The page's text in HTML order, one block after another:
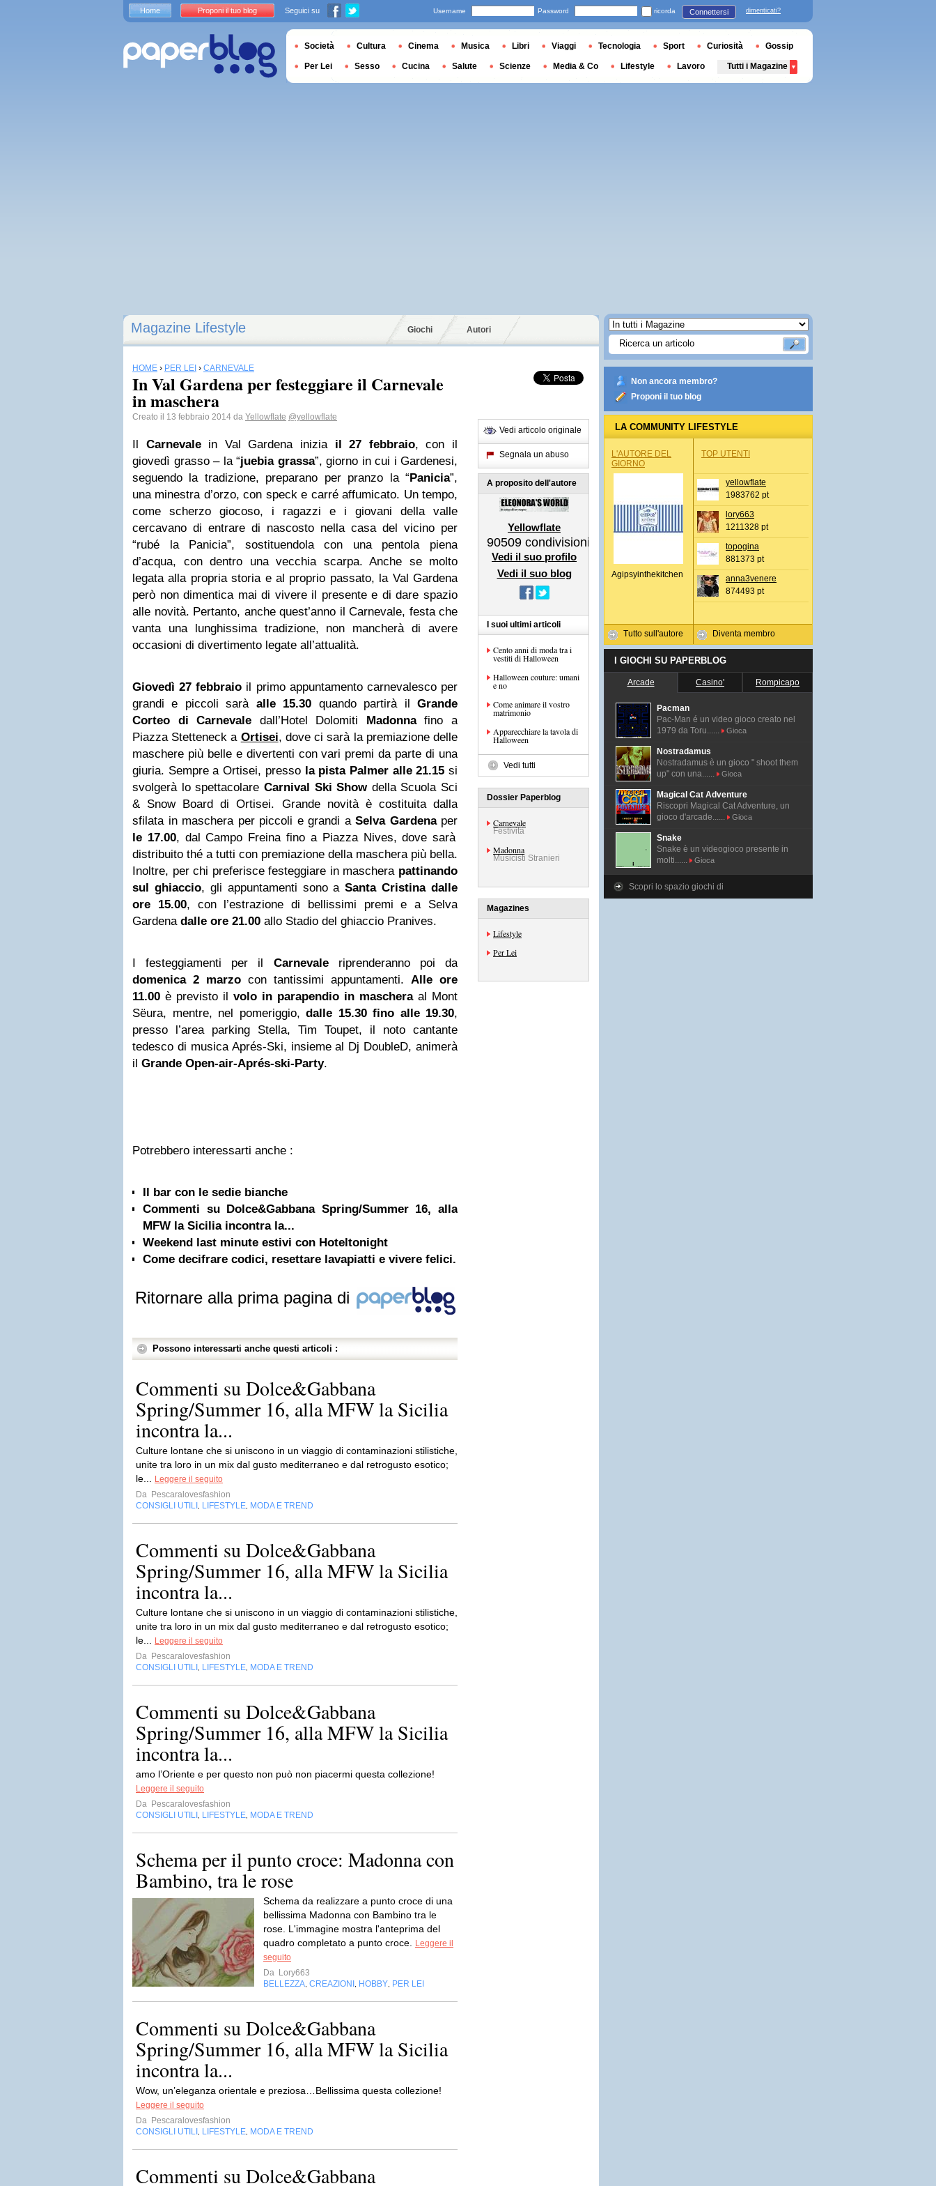
Magazine Lifestyle Giochi Autori
HOME › PER LEI › CARNEVALE
In Val Gardena per festeggiare il Carnevale
in maschera
Creato il 13 febbraio 2014 da Yellowflate @yellowflate
Il Carnevale in Val Gardena iniziail 27 febbraio, con il
giovedì grasso – la “juebia grassa”, giorno in cui i Gardenesi,
seguendo la tradizione, preparano per pranzo la “Panicia”,
una minestra d’orzo, con speck e carré affumicato. Un tempo,
come scherzo giocoso, i ragazzi e i giovani della valle
cercavano di entrare di nascosto nella casa del vicino per
“rubé la Panicia”, sostituendola con una pentola piena
d’acqua, con dentro una vecchia scarpa. Anche se molto
legata alla propria storia e al proprio passato, la Val Gardena
però non dimentica mai di vivere il presente e di dare spazio
alle novità. Pertanto, anche quest’anno il Carnevale, festa che
vanta una lunghissima tradizione, non mancherà di avere
occasioni di divertimento legate all’attualità.
Giovedì 27 febbraio il primo appuntamento carnevalesco per
grandi e piccoli sarà alle 15.30 quando partirà ilGrande
Corteo di Carnevale dall’Hotel Dolomiti Madonnafino a
Piazza Stetteneck a Ortisei, dove ci sarà la premiazione delle
maschere più belle e divertenti con vari premi da parte di una
giuria. Sempre a Ortisei, pressola pista Palmer alle 21.15 si
svolgerà lo spettacolare Carnival Ski Showdella Scuola Sci
& Snow Board di Ortisei. Grande novità è costituita dalla
sfilata in maschera per piccoli e grandi a Selva Gardenaper
le 17.00, dal Campo Freina fino a Piazza Nives, dove sarà
distribuito thé a tutti con premiazione della maschera più bella.
Inoltre, per chi preferisce festeggiare in maschera pattinando
sul ghiaccio, gli appuntamenti sono aSanta Cristina dalle
ore 15.00, con l’estrazione di bellissimi premi e a Selva
Gardena dalle ore 21.00 allo Stadio del ghiaccio Pranives.
I festeggiamenti per il Carnevaleriprenderanno poi da
domenica 2 marzo con tantissimi appuntamenti. Alle ore
11.00 è previsto il volo in parapendio in mascheraal Mont
Sëura, mentre, nel pomeriggio, dalle 15.30 fino alle 19.30,
presso l’area parking Stella, Tim Toupet, il noto cantante
tedesco di musica Aprés-Ski, insieme al Dj DoubleD, animerà
il Grande Open-air-Aprés-ski-Party.
Potrebbero interessarti anche :
Il bar con le sedie bianche
Commenti su Dolce&Gabbana Spring/Summer 16, alla
MFW la Sicilia incontra la...
Weekend last minute estivi con Hoteltonight
Come decifrare codici, resettare lavapiatti e vivere felici.
Ritornare alla prima pagina di
Possono interessarti anche questi articoli :
Commenti su Dolce&Gabbana
Spring/Summer 16, alla MFW la Sicilia
incontra la...
Culture lontane che si uniscono in un viaggio di contaminazioni stilistiche,
unite tra loro in un mix dal gusto mediterraneo e dal retrogusto esotico;
le...
Leggere il seguito
Da Pescaralovesfashion
CONSIGLI UTILI
LIFESTYLE MODA E TREND
Commenti su Dolce&Gabbana
Spring/Summer 16, alla MFW la Sicilia
incontra la...
Culture lontane che si uniscono in un viaggio di contaminazioni stilistiche,
unite tra loro in un mix dal gusto mediterraneo e dal retrogusto esotico;
le...
Leggere il seguito
Da Pescaralovesfashion
CONSIGLI UTILI
LIFESTYLE MODA E TREND
Commenti su Dolce&Gabbana
Spring/Summer 16, alla MFW la Sicilia
incontra la...
amo l’Oriente e per questo non può non piacermi questa collezione!
Leggere il seguito
Da Pescaralovesfashion
CONSIGLI UTILI
LIFESTYLE MODA E TREND
Schema per il punto croce: Madonna con
Bambino, tra le rose
Schema da realizzare a punto croce di una
bellissima Madonna con Bambino tra le
rose. L'immagine mostra l'anteprima del
quadro completato a punto croce.
Leggere il
seguito
Da Lory663
BELLEZZA CREAZIONI HOBBY PER LEI
Commenti su Dolce&Gabbana
Spring/Summer 16, alla MFW la Sicilia
incontra la...
Wow, un’eleganza orientale e preziosa…Bellissima questa collezione!
Leggere il seguito
Da Pescaralovesfashion
CONSIGLI UTILI
LIFESTYLE MODA E TREND
Commenti su Dolce&Gabbana
Vedi articolo originale
Segnala un abuso
A proposito dell'autore
Yellowflate
90509 condivisioni
Vedi il suo profilo
Vedi il suo blog
I suoi ultimi articoli
Cento anni di moda tra i
vestiti di Halloween
Halloween couture: umani
e no
Come animare il vostro
matrimonio
Apparecchiare la tavola di
Halloween
Vedi tutti
Dossier Paperblog
Carnevale
Festività
Madonna
Musicisti Stranieri
Magazines
Lifestyle
Per Lei
Non ancora membro?
Proponi il tuo blog
LA COMMUNITY LIFESTYLE
L'AUTORE DEL
GIORNO
Agipsyinthekitchen
Tutto sull'autore
TOP UTENTI
yellowflate
1983762 pt
lory663
1211328 pt
topogina
881373 pt
anna3venere
874493 pt
Diventa membro
I GIOCHI SU PAPERBLOG
Arcade Casino' Rompicapo
Pacman
Pac-Man é un video gioco creato nel
1979 da Toru......
Gioca
Nostradamus
Nostradamus è un gioco " shoot them
up" con una......
Gioca
Magical Cat Adventure
Riscopri Magical Cat Adventure, un
gioco d'arcade......
Gioca
Snake
Snake è un videogioco presente in
molti......
Gioca
Scopri lo spazio giochi di
Home Proponi il tuo blog Seguici su Username Password ricorda Connettersi dimenticati?
Società Cultura Cinema Musica Libri Viaggi Tecnologia Sport Curiosità Gossip
Per Lei Sesso Cucina Salute Scienze Media & Co Lifestyle Lavoro Tutti i Magazine